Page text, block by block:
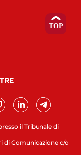
il Tribunale di
di Comunicazione c/o